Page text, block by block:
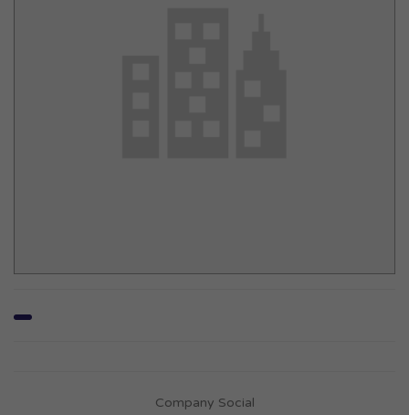
Company Social